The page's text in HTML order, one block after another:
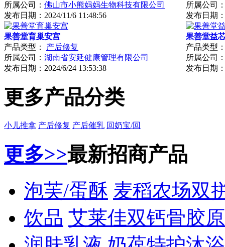
所属公司： 佛山市小熊妈妈生物科技有限公司
发布日期： 2024/11/6 11:48:56
所属公司
发布日期
果善堂育巢安宫
产品类型：
产后修复
所属公司： 湖南省安延健康管理有限公司
发布日期： 2024/6/24 13:53:38
果善堂益
产品类型
所属公司
发布日期
更多产品分类
小儿推拿 产后修复 产后催乳 回奶宝/回
更多>>最新招商产品
泡芙/蛋酥 麦稻农场双
饮品 艾莱佳双钙骨胶